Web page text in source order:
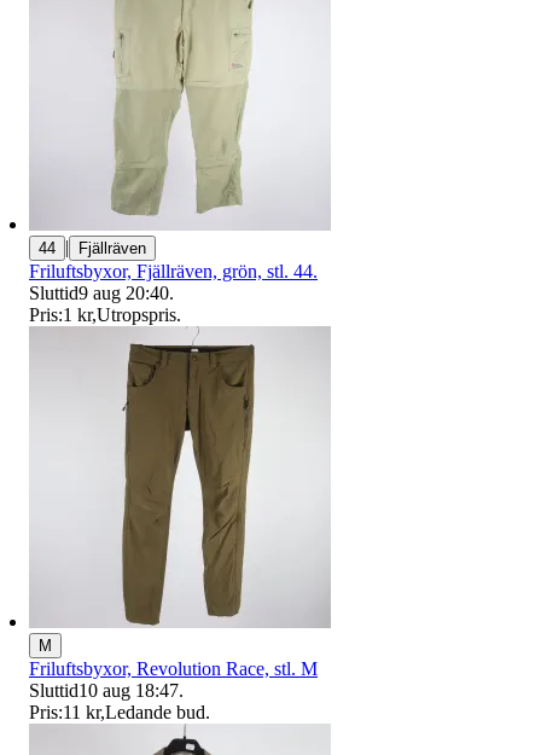
44 | Fjällräven
Friluftsbyxor, Fjällräven, grön, stl. 44.
Sluttid9 aug 20:40.
Pris:1 kr,Utropspris.
M
Friluftsbyxor, Revolution Race, stl. M
Sluttid10 aug 18:47.
Pris:11 kr,Ledande bud.